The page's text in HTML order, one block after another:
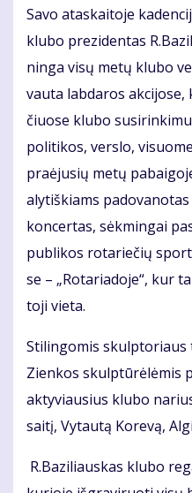
Sa­vo ata­skai­to­je
klu­bo pre­zi­den­tas
nin­ga vi­sų me­tų klu­bo
vau­ta lab­da­ros
čiuo­se klu­bo
po­li­ti­kos, ver­slo,
pra­ėju­sių me­tų
aly­tiš­kiams
kon­cer­tas, sėk­min­gai
pub­li­kos ro­ta­rie­čių
se – „Ro­ta­ria­do­je“, kur
to­ji vie­ta.
Sti­lin­go­mis
Zien­kos skulp­tū­rė­lė­mis
ak­ty­viau­sius klu­bo
sai­tį, Vy­tau­tą Ko­re­vą,
R.Ba­zi­liaus­kas klu­bo